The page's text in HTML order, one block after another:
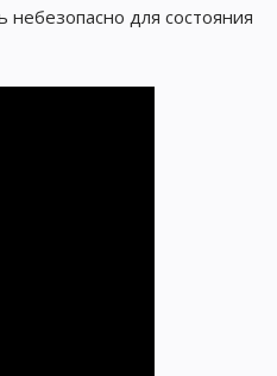
для состояния